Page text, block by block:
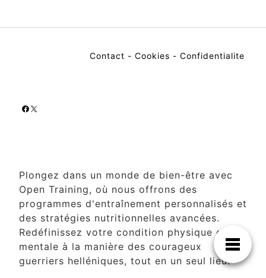
Contact - Cookies - Confidentialite
Facebook
X
Plongez dans un monde de bien-être avec
Open Training, où nous offrons des
programmes d'entraînement personnalisés et
des stratégies nutritionnelles avancées.
Redéfinissez votre condition physique et
mentale à la manière des courageux
guerriers helléniques, tout en un seul lieu.